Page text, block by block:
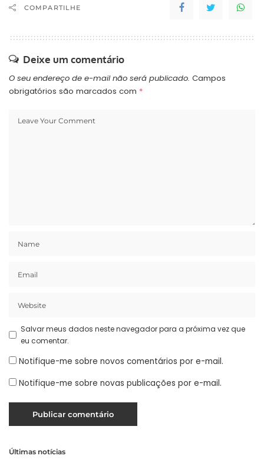
COMPARTILHE
Deixe um comentário
O seu endereço de e-mail não será publicado. Campos
obrigatórios são marcados com *
Salvar meus dados neste navegador para a próxima vez que
eu comentar.
Notifique-me sobre novos comentários por e-mail.
Notifique-me sobre novas publicações por e-mail.
Últimas notícias